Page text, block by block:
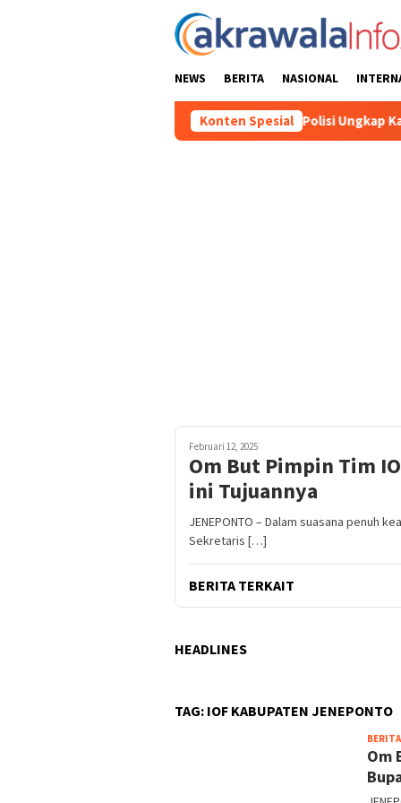
NEWS BERITA NASIONAL
Konten Spesial
Polisi Ungkap Kasus
Februari 12, 2025
Om But Pimpin Tim
ini Tujuannya
JENEPONTO – Dalam suasana penuh
Sekretaris […]
BERITA TERKAIT
HEADLINES
TAG: IOF KABUPATEN JENEPONTO
BERITA
Om